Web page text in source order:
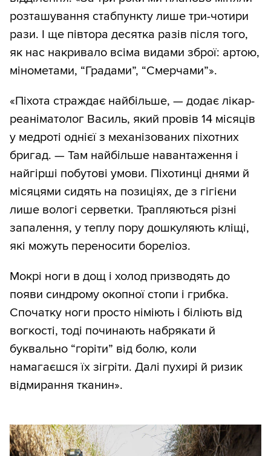
розташування стабпункту лише три-чотири
рази. І ще півтора десятка разів після того,
як нас накривало всіма видами зброї: артою,
мінометами, “Градами”, “Смерчами”».
«Піхота страждає найбільше, — додає лікар-
реаніматолог Василь, який провів 14 місяців
у медроті однієї з механізованих піхотних
бригад. — Там найбільше навантаження і
найгірші побутові умови. Піхотинці днями й
місяцями сидять на позиціях, де з гігієни
лише вологі серветки. Трапляються різні
запалення, у теплу пору дошкуляють кліщі,
які можуть переносити бореліоз.
Мокрі ноги в дощ і холод призводять до
появи синдрому окопної стопи і грибка.
Спочатку ноги просто німіють і біліють від
вогкості, тоді починають набрякати й
буквально “горіти” від болю, коли
намагаєшся їх зігріти. Далі пухирі й ризик
відмирання тканин».